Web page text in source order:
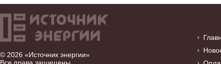
© 2026 «Источник энергии»
Все права защищены